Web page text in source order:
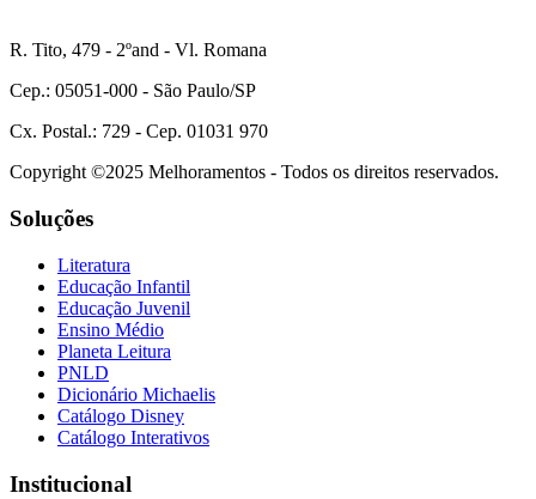
R. Tito, 479 - 2ºand - Vl. Romana
Cep.: 05051-000 - São Paulo/SP
Cx. Postal.: 729 - Cep. 01031 970
Copyright ©2025 Melhoramentos - Todos os direitos reservados.
Soluções
Literatura
Educação Infantil
Educação Juvenil
Ensino Médio
Planeta Leitura
PNLD
Dicionário Michaelis
Catálogo Disney
Catálogo Interativos
Institucional